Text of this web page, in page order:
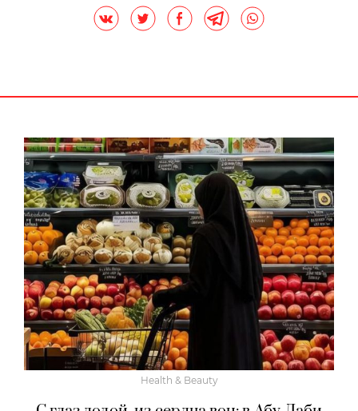
Health & Beauty